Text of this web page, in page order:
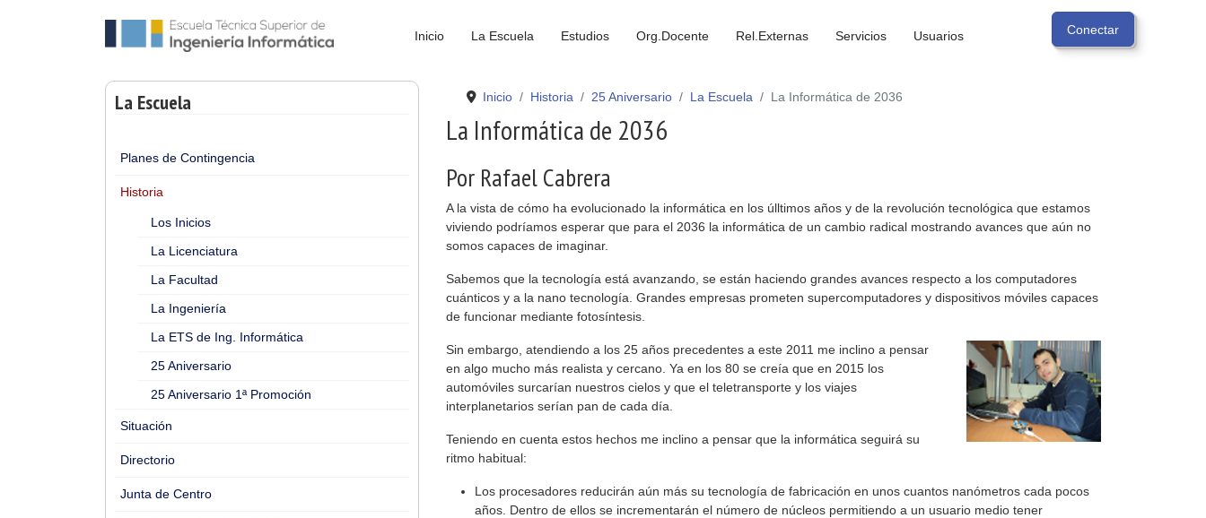
Inicio La Escuela Estudios Org.Docente Rel.Externas Servicios Usuarios
La Escuela
Planes de Contingencia
Historia
Los Inicios
La Licenciatura
La Facultad
La Ingeniería
La ETS de Ing. Informática
25 Aniversario
25 Aniversario 1ª Promoción
Situación
Directorio
Junta de Centro
Inicio Historia 25 Aniversario La Escuela La Informática de 2036
La Informática de 2036
Por Rafael Cabrera
A la vista de cómo ha evolucionado la informática en los úlltimos años y de la revolución tecnológica que estamos
viviendo podríamos esperar que para el 2036 la informática de un cambio radical mostrando avances que aún no
somos capaces de imaginar.
Sabemos que la tecnología está avanzando, se están haciendo grandes avances respecto a los computadores
cuánticos y a la nano tecnología. Grandes empresas prometen supercomputadores y dispositivos móviles capaces
de funcionar mediante fotosíntesis.
Sin embargo, atendiendo a los 25 años precedentes a este 2011 me inclino a pensar
en algo mucho más realista y cercano. Ya en los 80 se creía que en 2015 los
automóviles surcarían nuestros cielos y que el teletransporte y los viajes
interplanetarios serían pan de cada día.
Teniendo en cuenta estos hechos me inclino a pensar que la informática seguirá su
ritmo habitual:
Los procesadores reducirán aún más su tecnología de fabricación en unos cuantos nanómetros cada pocos
años. Dentro de ellos se incrementarán el número de núcleos permitiendo a un usuario medio tener